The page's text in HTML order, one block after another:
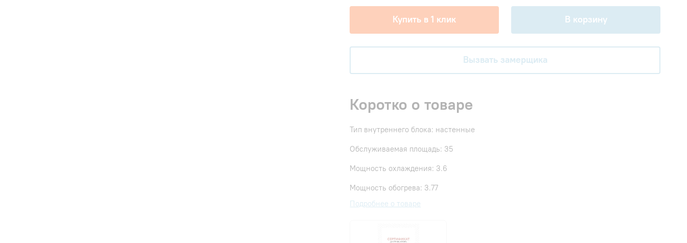
Купить в 1 клик В корзину
Вызвать замерщика
Коротко о товаре
Тип внутреннего блока: настенные
Обслуживаемая площадь: 35
Мощность охлаждения: 3.6
Мощность обогрева: 3.77
Подробнее о товаре